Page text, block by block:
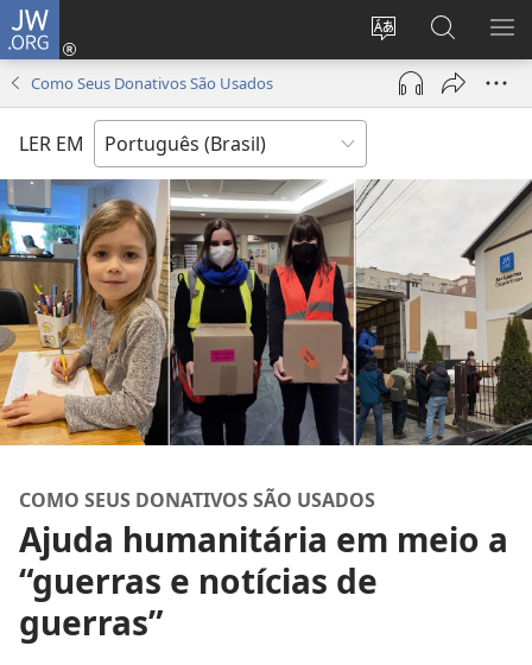
JW.ORG
Mudar
idioma
Log
(abre
janela)
Buscar
no
JW.ORG
Como Seus Donativos São Usados
LER EM
COMO SEUS DONATIVOS SÃO USADOS
Ajuda humanitária em meio a
“guerras e notícias de
guerras”